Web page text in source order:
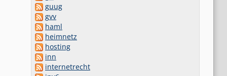
guug
gvv
haml
heimnetz
hosting
inn
internetrecht